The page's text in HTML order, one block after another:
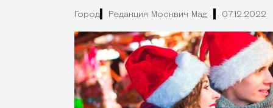
Город Редакция Москвич Mag 07.12.2022